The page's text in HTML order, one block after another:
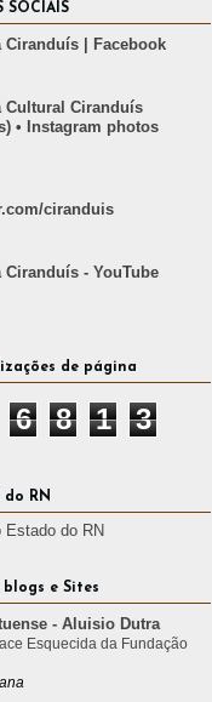
SOCIAIS
Ciranduís | Facebook
Cultural Ciranduís
• Instagram photos
ciranduis
Ciranduís - YouTube
de página
6 8 1 3
RN
Estado do RN
e Sites
- Aluisio Dutra
Esquecida da Fundação